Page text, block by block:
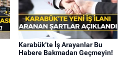
Karabük’te İş Arayanlar Bu
Habere Bakmadan Geçmeyin!